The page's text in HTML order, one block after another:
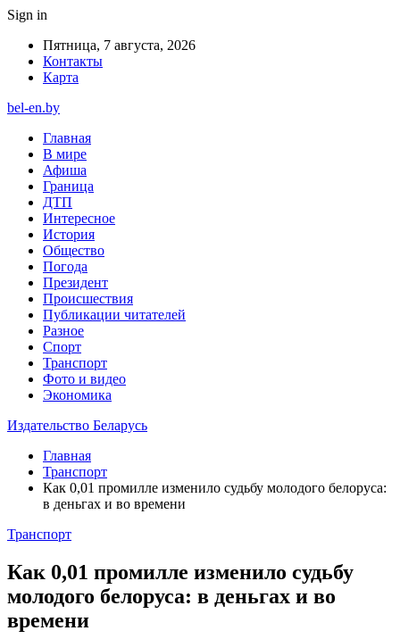
Sign in
Пятница, 7 августа, 2026
Контакты
Карта
bel-en.by
Главная
В мире
Афиша
Граница
ДТП
Интересное
История
Общество
Погода
Президент
Происшествия
Публикации читателей
Разное
Спорт
Транспорт
Фото и видео
Экономика
Издательство Беларусь
Главная
Транспорт
Как 0,01 промилле изменило судьбу молодого белоруса:
в деньгах и во времени
Транспорт
Как 0,01 промилле изменило судьбу
молодого белоруса: в деньгах и во
времени